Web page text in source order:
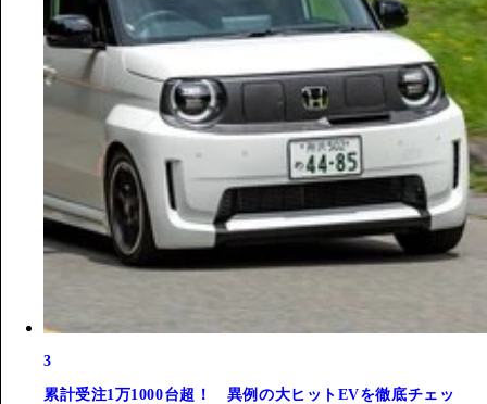
3
累計受注1万1000台超！ 異例の大ヒットEVを徹底チェッ